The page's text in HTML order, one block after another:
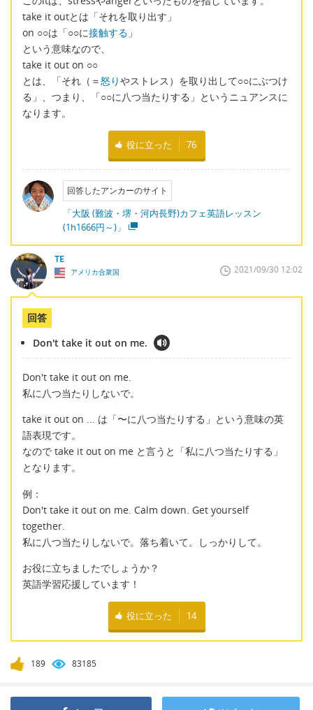
take it outとは「それを取り出す」
on ○○は「○○に接触する 」
という意味なので、
take it out on ○○
とは、「それ（＝怒りやストレス）を取り出して○○にぶつけ
る」、つまり、「○○に八つ当たりする」というニュアンスに
なります。
役に立った 76
回答したアンカーのサイト
「大阪 (難波・堺・河内長野)カフェ英語レッスン
(1h1666円～)」
TE
アメリカ合衆国 2021/09/30 12:02
回答
Don't take it out on me.
Don't take it out on me.
私に八つ当たりしないで。
take it out on ... は「〜に八つ当たりする」という意味の英
語表現です。
なので take it out on me と言うと「私に八つ当たりする」
となります。
例：
Don't take it out on me. Calm down. Get yourself
together.
私に八つ当たりしないで。落ち着いて。しっかりして。
お役に立ちましたでしょうか？
英語学習応援しています！
役に立った 14
189 83185